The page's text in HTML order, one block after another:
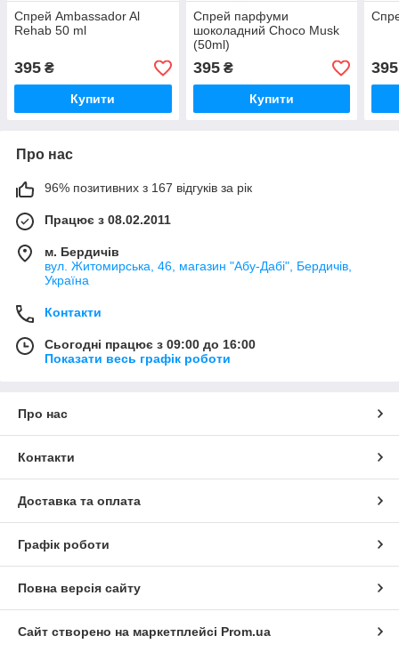
Спрей Ambassador Al
Rehab 50 ml
395 ₴
Купити
Спрей парфуми
шоколадний Choco Musk
(50ml)
395₴
Купити
395
Про нас
96% позитивних з 167 відгуків за рік
Працює з 08.02.2011
м. Бердичів
вул. Житомирська, 46, магазин "Абу-Дабі", Бердичів,
Україна
Контакти
Сьогодні працює з 09:00 до 16:00
Показати весь графік роботи
Про нас
Контакти
Доставка та оплата
Графік роботи
Повна версія сайту
Сайт створено на маркетплейсі Prom.ua